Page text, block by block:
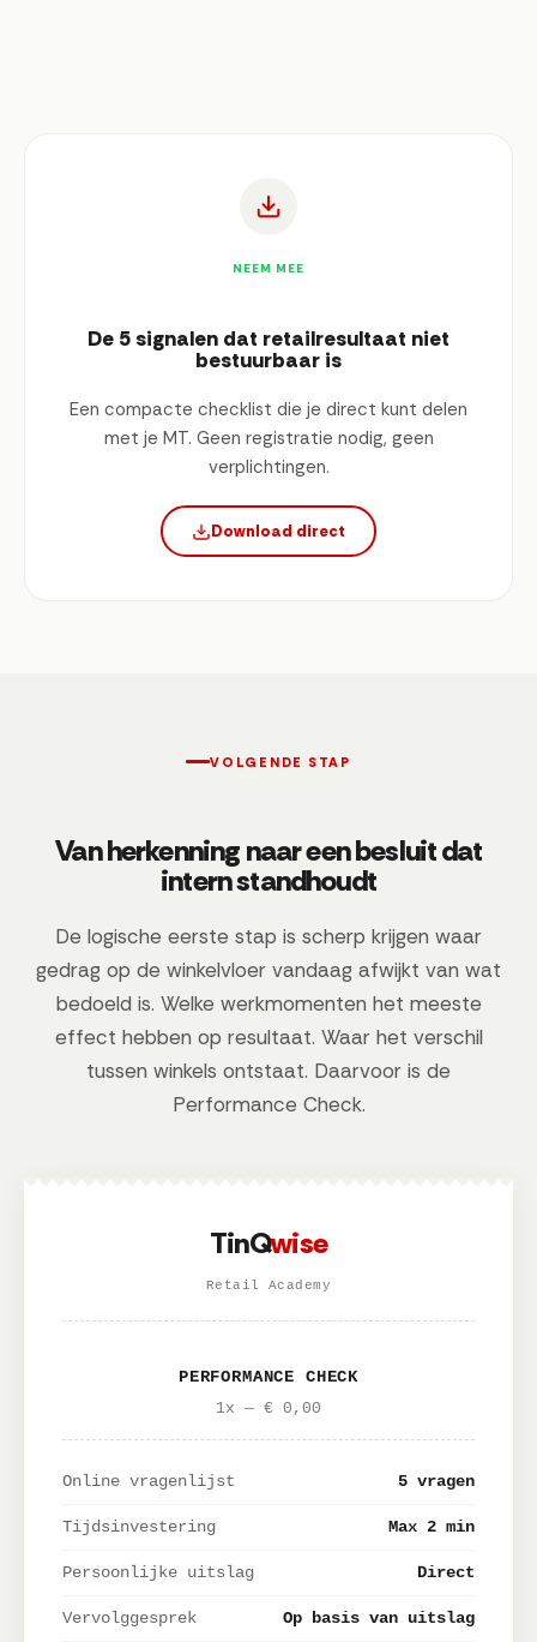
NEEM MEE
De 5 signalen dat retailresultaat niet
bestuurbaar is
Een compacte checklist die je direct kunt delen
met je MT. Geen registratie nodig, geen
verplichtingen.
Download direct
VOLGENDE STAP
Van herkenning naar een besluit dat
intern standhoudt
De logische eerste stap is scherp krijgen waar
gedrag op de winkelvloer vandaag afwijkt van wat
bedoeld is. Welke werkmomenten het meeste
effect hebben op resultaat. Waar het verschil
tussen winkels ontstaat. Daarvoor is de
Performance Check.
TinQwise
Retail Academy
PERFORMANCE CHECK
1x — € 0,00
Online vragenlijst 5 vragen
Tijdsinvestering Max 2 min
Persoonlijke uitslag Direct
Vervolggesprek Op basis van uitslag